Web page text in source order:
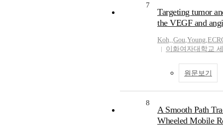
7
Targeting tumor
the VEGF and
Koh,,Gou,Young,
이화여자대학교
원문보기
8
A Smooth Path
Wheeled Mobile